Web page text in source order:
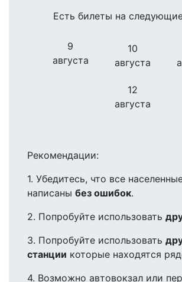
Есть билеты на
9
августа
10
августа
12
августа
Рекомендации:
1. Убедитесь, что все
написаны без ошибок.
2. Попробуйте использовать
3. Попробуйте использовать
станции которые находятся
4. Возможно автовокзал или